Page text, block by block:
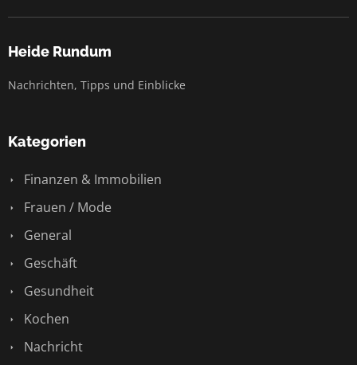
Heide Rundum
Nachrichten, Tipps und Einblicke
Kategorien
Finanzen & Immobilien
Frauen / Mode
General
Geschäft
Gesundheit
Kochen
Nachricht